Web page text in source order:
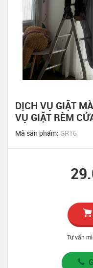
DỊCH VỤ GIẶT
VỤ GIẶT RÈM
Mã sản phẩm: GR16
Tư vấn